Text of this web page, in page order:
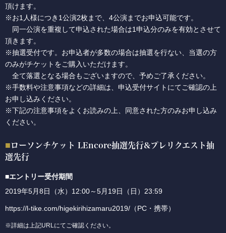
頂けます。
※お1人様につき1公演2枚まで、4公演までお申込可能です。
同一公演を重複して申込された場合は1申込分のみを有効とさせて
頂きます。
※抽選受付です。お申込者が多数の場合は抽選を行ない、当選の方
のみがチケットをご購入いただけます。
全て落選となる場合もございますので、予めご了承ください。
※手数料や注意事項などの詳細は、申込受付サイトにてご確認の上
お申し込みください。
※下記の注意事項をよくお読みの上、同意された方のみお申し込み
ください。
ローソンチケット LEncore抽選先行&プレリクエスト抽
選先行
■エントリー受付期間
2019年5月8日（水）12:00～5月19日（日）23:59
https://l-tike.com/higekirihizamaru2019/ （PC・携帯）
※詳細は上記URLにてご確認ください。